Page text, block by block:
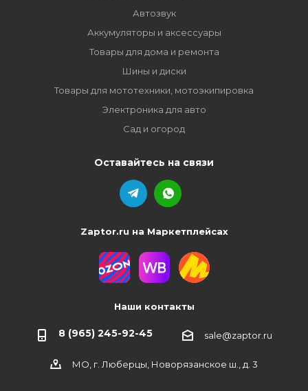
Автозвук
Аккумуляторы и аксессуары
Товары для дома и ремонта
Шины и диски
Товары для мототехники, мотоэкипировка
Электроника для авто
Сад и огород
Оставайтесь на связи
Zaptor.ru на Маркетплейсах
Наши контакты
8 (965) 245-92-45 sale@zaptor.ru
МО, г. Люберцы, Новорязанское ш., д. 3